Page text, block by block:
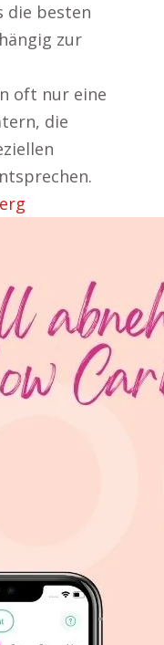
die besten
zur
oft nur eine
die